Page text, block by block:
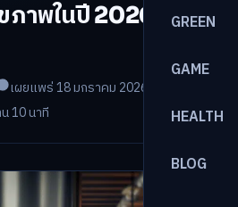
GREEN
GAME
HEALTH
BLOG
ภาพในปี 2026 ที่ต้อง
เผยแพร่ 18 มกราคม 2026
10 นาที